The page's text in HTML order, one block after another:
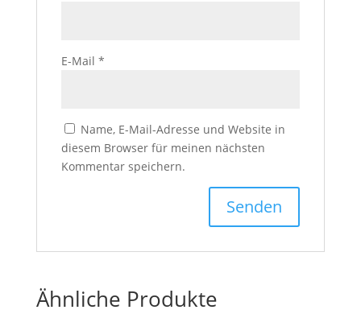
E-Mail *
Name, E-Mail-Adresse und Website in
diesem Browser für meinen nächsten
Kommentar speichern.
Ähnliche Produkte